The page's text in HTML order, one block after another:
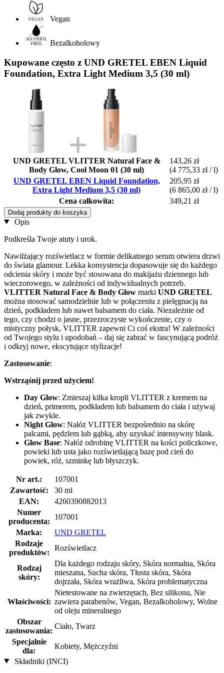
Vegan
Bezalkoholowy
Kupowane często z UND GRETEL EBEN Liquid
Foundation, Extra Light Medium 3,5 (30 ml)
UND GRETEL VLITTER Natural Face &
Body Glow, Cool Moon 01 (30 ml)
143,26 zł
(4 775,33 zł / l)
UND GRETEL EBEN Liquid Foundation,
Extra Light Medium 3,5 (30 ml)
205,95 zł
(6 865,00 zł / l)
Cena całkowita:
349,21 zł
Dodaj produkty do koszyka
Opis
Podkreśla Twoje atuty i urok.
Nawilżający rozświetlacz w formie delikatnego serum otwiera drzwi
do świata glamour. Lekka konsystencja dopasowuje się do każdego
odcienia skóry i może być stosowana do makijażu dziennego lub
wieczorowego, w zależności od indywidualnych potrzeb.
VLITTER Natural Face & Body Glow marki UND GRETEL
można stosować samodzielnie lub w połączeniu z pielęgnacją na
dzień, podkładem lub nawet balsamem do ciała. Niezależnie od
tego, czy chodzi o jasne, przezroczyste wykończenie, czy o
mistyczny połysk, VLITTER zapewni Ci coś ekstra! W zależności
od Twojego stylu i upodobań – daj się zabrać w fascynującą podróż
i odkryj nowe, ekscytujące stylizacje!
Zastosowanie:
Wstrząśnij przed użyciem!
Day Glow: Zmieszaj kilka kropli VLITTER z kremem na
dzień, primerem, podkładem lub balsamem do ciała i używaj
jak zwykle.
Night Glow: Nałóż VLITTER bezpośrednio na skórę
palcami, pędzlem lub gąbką, aby uzyskać intensywny blask.
Glow Base: Nałóż odrobinę VLITTER na kości policzkowe,
powieki lub usta jako rozświetlającą bazę pod cień do
powiek, róż, szminkę lub błyszczyk.
Nr art.:
107001
Zawartość:
30 ml
EAN:
4260390882013
Numer
producenta:
107001
Marka:
UND GRETEL
Rodzaje
produktów:
Rozświetlacz
Rodzaj
skóry:
Dla każdego rodzaju skóry, Skóra normalna, Skóra
mieszana, Sucha skóra, Tłusta skóra, Skóra
dojrzała, Skóra wrażliwa, Skóra problematyczna
Właściwości:
Nietestowane na zwierzętach, Bez silikonu, Nie
zawiera parabenów, Vegan, Bezalkoholowy, Wolne
od oleju mineralnego
Obszar
zastosowania:
Ciało, Twarz
Specjalnie
dla:
Kobiety, Mężczyźni
Składniki (INCI)